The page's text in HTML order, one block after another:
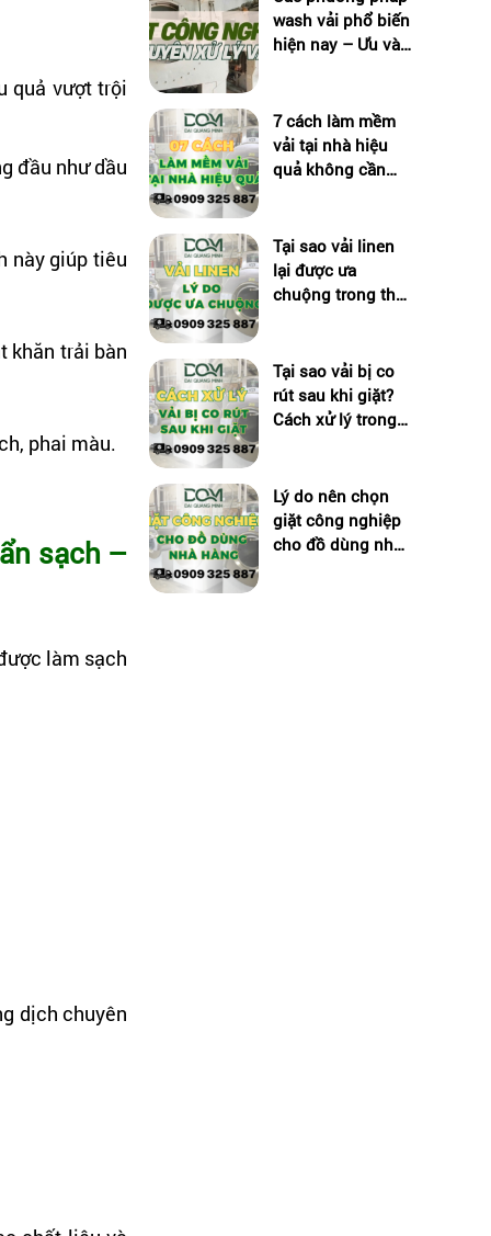
quả vượt trội
đầu như dầu
này giúp tiêu
khăn trải bàn
phai màu.
sạch –
làm sạch
dịch chuyên
wash vải phổ biến
hiện nay – Ưu và
7 cách làm mềm
vải tại nhà hiệu
quả không cần
Tại sao vải linen
lại được ưa
chuộng trong thời
Tại sao vải bị co
rút sau khi giặt?
Cách xử lý trong
Lý do nên chọn
giặt công nghiệp
cho đồ dùng nhà